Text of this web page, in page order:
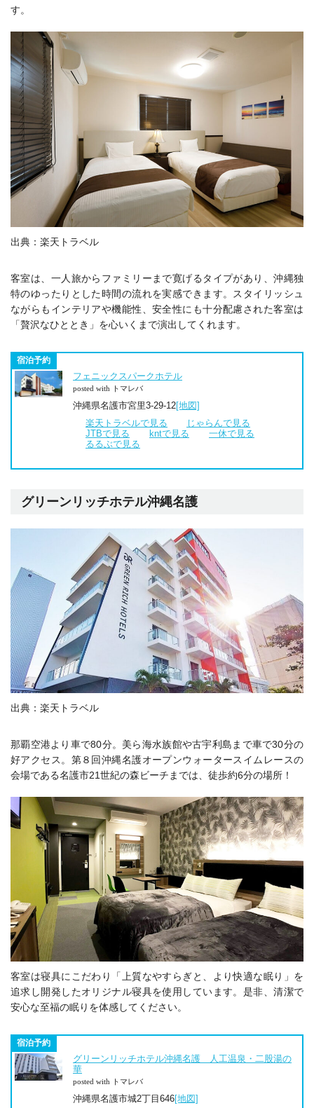
す。
出典：楽天トラベル
客室は、一人旅からファミリーまで寛げるタイプがあり、沖縄独
特のゆったりとした時間の流れを実感できます。スタイリッシュ
ながらもインテリアや機能性、安全性にも十分配慮された客室は
「贅沢なひととき」を心いくまで演出してくれます。
宿泊予約
フェニックスパークホテル
posted with トマレバ
沖縄県名護市宮里3-29-12[地図]
楽天トラベルで見る
じゃらんで見る
JTBで見る
kntで見る
一休で見る
るるぶで見る
グリーンリッチホテル沖縄名護
出典：楽天トラベル
那覇空港より車で80分。美ら海水族館や古宇利島まで車で30分の
好アクセス。 第８回沖縄名護オープンウォータースイムレースの
会場である名護市21世紀の森ビーチまでは、徒歩約6分の場所！
客室は寝具にこだわり「上質なやすらぎと、より快適な眠り」を
追求し開発したオリジナル寝具を使用しています。是非、清潔で
安心な至福の眠りを体感してください。
宿泊予約
グリーンリッチホテル沖縄名護 人工温泉・二股湯の
華
posted with トマレバ
沖縄県名護市城2丁目646[地図]